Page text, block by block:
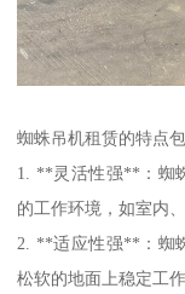
蜘蛛吊机租赁的特点
1. **灵活性强**：蜘
的工作环境，如室内
2. **适应性强**：蜘
松软的地面上稳定工